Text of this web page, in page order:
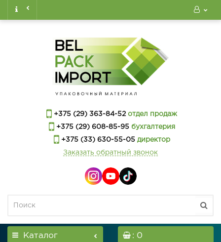
+375 (29) 363-84-52 отдел продаж
+375 (29) 608-85-95бухгалтерия
+375 (33) 630-55-05директор
Заказать обратный звонок
Каталог : 0